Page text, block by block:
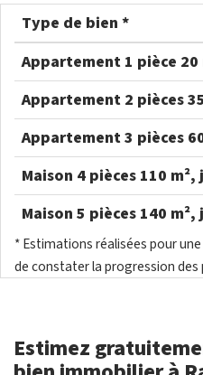
Type de bien *
Appartement 1 pièce 20
Appartement 2 pièces
Appartement 3 pièces
Maison 4 pièces 110
Maison 5 pièces 140
* Estimations réalisées pour
de constater la progression des
Estimez